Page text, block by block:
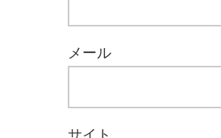
メール
サイト